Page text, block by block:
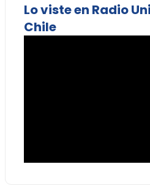
Lo viste en Radio
Chile